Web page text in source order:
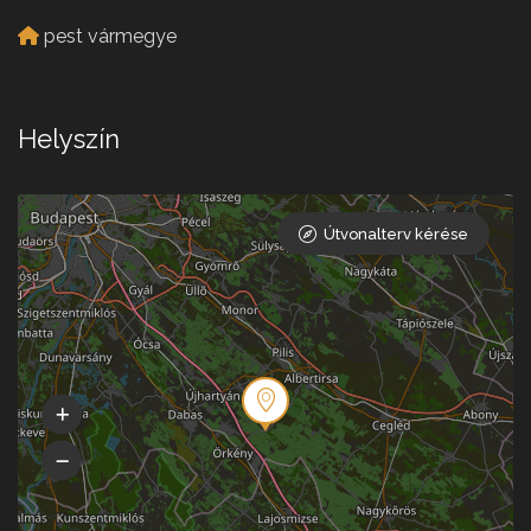
pest vármegye
Helyszín
Útvonalterv kérése